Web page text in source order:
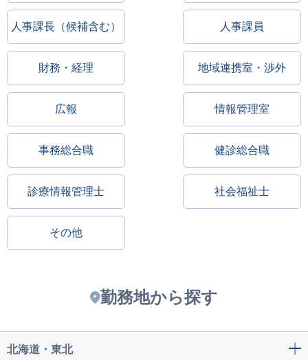
人事課長（候補含む） 人事課員
財務・経理 地域連携室・渉外
広報 情報管理室
事務総合職 健診総合職
診療情報管理士 社会福祉士
その他
勤務地から探す
北海道・東北